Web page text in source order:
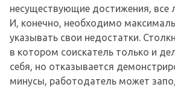
несуществующие достижения, все
И, конечно, необходимо
указывать свои недостатки.
в котором соискатель только и
себя, но отказывается
минусы, работодатель может